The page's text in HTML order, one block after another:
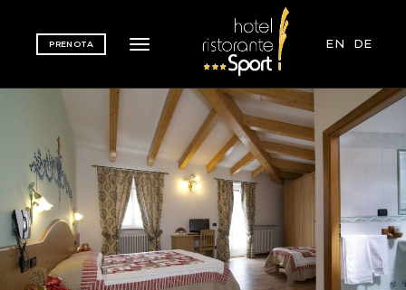
Toggle navigation EN DE
PRENOTA